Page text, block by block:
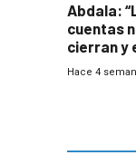
Abdala:
cuentas
cierran y
balance
Hace 4